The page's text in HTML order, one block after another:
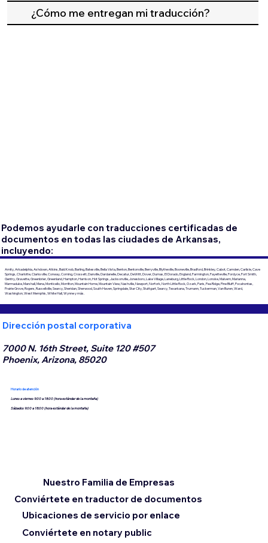
¿Cómo me entregan mi traducción?
Podemos ayudarle con traducciones certificadas de
documentos en todas las ciudades de Arkansas,
incluyendo:
Amity, Arkadelphia, Ashdown, Atkins, Bald Knob, Barling, Batesville, Bella Vista, Benton, Bentonville, Berryville, Blytheville, Booneville, Bradford, Brinkley, Cabot, Camden, Carlisle, Cave
Springs, Charlotte, Clarksville, Conway, Corning, Crossett, Danville, Dardanelle, Decatur, DeWitt, Dover, Dumas, El Dorado, England, Farmington, Fayetteville, Fordyce, Fort Smith,
Gentry, Gravette, Greenbrier, Greenland, Hampton, Harrison, Hot Springs, Jacksonville, Jonesboro, Lake Village, Laneburg, Little Rock, London, Lonoke, Malvern, Marianna,
Marmaduke, Marshall, Mena, Monticello, Morrilton, Mountain Home, Mountain View, Nashville, Newport, Norfork, North Little Rock, Ozark, Paris, Pea Ridge, Pine Bluff, Pocahontas,
Prairie Grove, Rogers, Russellville, Searcy, Sheridan, Sherwood, South Haven, Springdale, Star City, Stuttgart, Searcy, Texarkana, Trumann, Tuckerman, Van Buren, Ward,
Washington, West Memphis, White Hall, Wynne y más.
Dirección postal corporativa
7000 N. 16th Street, Suite 120 #507
Phoenix, Arizona, 85020
Horario de atención
Lunes a viernes 9:00 a 18:00 (hora estándar de la montaña)
Sábados 9:00 a 18:00 (hora estándar de la montaña)
Conviértete en traductor de documentos
Ubicaciones de servicio por enlace
Nuestro Familia de Empresas
Conviértete en notary public